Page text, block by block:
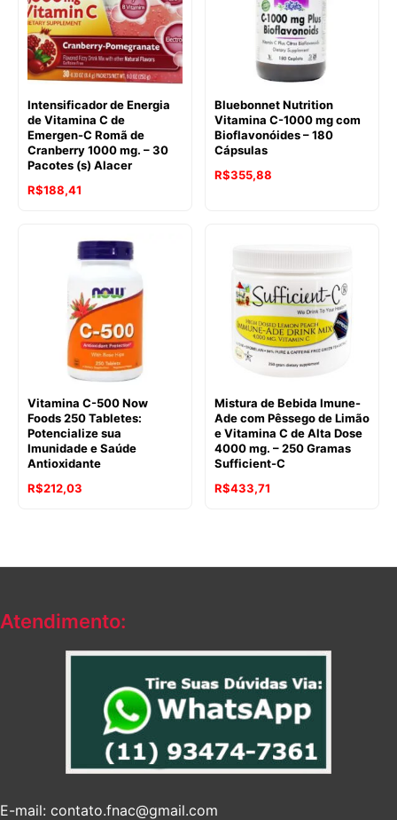
Intensificador de Energia
de Vitamina C de
Emergen-C Romã de
Cranberry 1000 mg. – 30
Pacotes (s) Alacer
O
R$188,41
é:
Bluebonnet Nutrition
Vitamina C-1000 mg com
Bioflavonóides – 180
Cápsulas
R$355,88
Vitamina C-500 Now
Foods 250 Tabletes:
Potencialize sua
Imunidade e Saúde
Antioxidante
R$212,03
Mistura de Bebida Imune-
Ade com Pêssego de Limão
e Vitamina C de Alta Dose
4000 mg. – 250 Gramas
Sufficient-C
R$433,71
Atendimento:
E-mail: contato.fnac@gmail.com